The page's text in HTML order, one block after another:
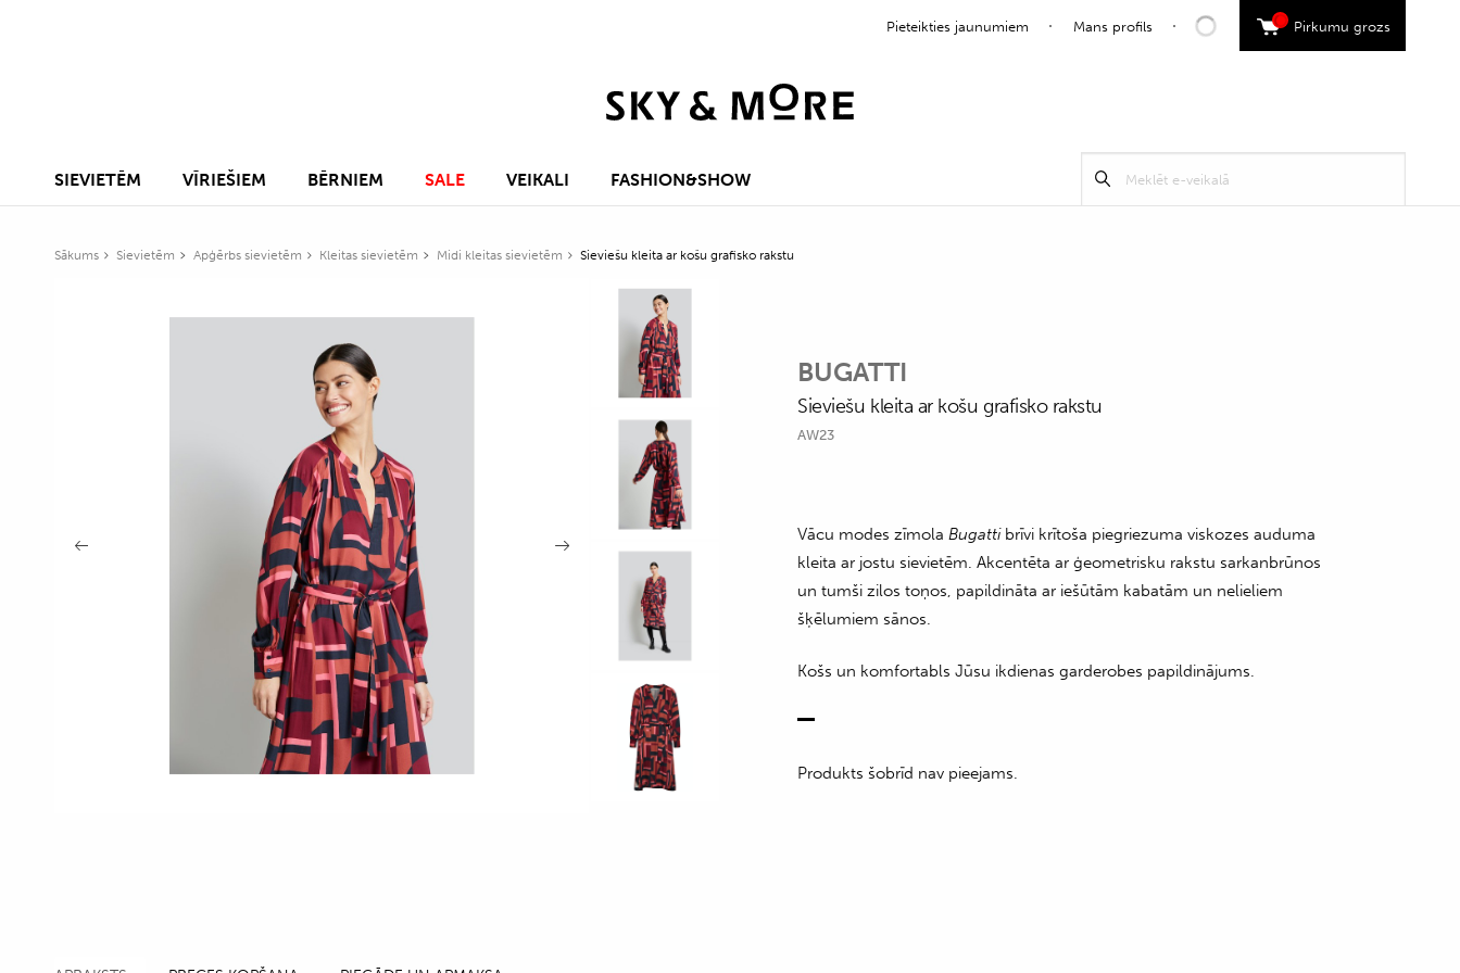
Pieteikties jaunumiem Mans profils Pirkumu grozs
0
SIEVIETĒM VĪRIEŠIEM BĒRNIEM SALE VEIKALI FASHION&SHOW Meklēt
Sākums Sievietēm Apģērbs sievietēm Kleitas sievietēm Midi kleitas sievietēm Sieviešu kleita ar košu grafisko rakstu
BUGATTI
Sieviešu kleita ar košu grafisko rakstu
AW23
Vācu modes zīmolaBugatti brīvi krītoša piegriezuma viskozes auduma
kleita ar jostu sievietēm. Akcentēta ar ģeometrisku rakstu sarkanbrūnos
un tumši zilos toņos, papildināta ar iešūtām kabatām un nelieliem
šķēlumiem sānos.
Košs un komfortabls Jūsu ikdienas garderobes papildinājums.
Produkts šobrīd nav pieejams.